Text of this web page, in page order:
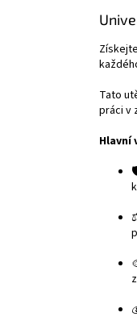
Tato
práci v
Hlavní